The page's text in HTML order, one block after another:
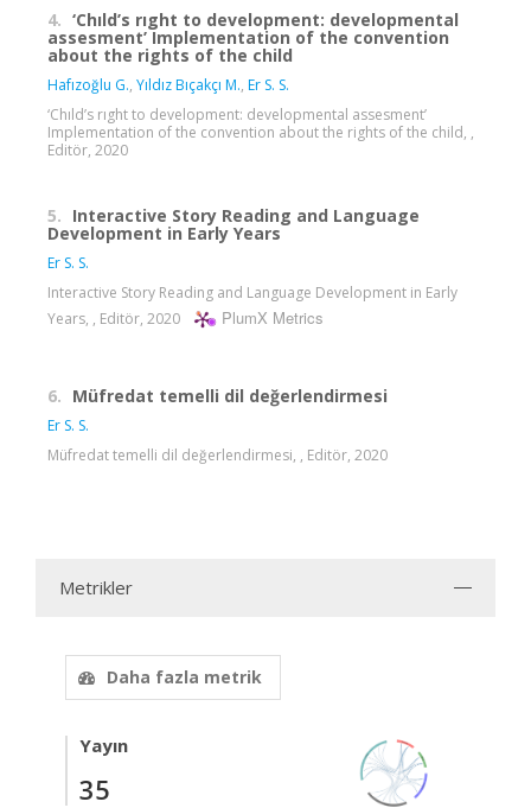
4. ‘Chıld’s rıght to development: developmental
assesment’ Implementation of the convention
about the rights of the child
Hafızoğlu G., Yıldız Bıçakçı M., Er S. S.
‘Chıld’s rıght to development: developmental assesment’
Implementation of the convention about the rights of the child, ,
Editör, 2020
5. Interactive Story Reading and Language
Development in Early Years
Er S. S.
Interactive Story Reading and Language Development in Early
Years, , Editör, 2020
PlumX Metrics
6. Müfredat temelli dil değerlendirmesi
Er S. S.
Müfredat temelli dil değerlendirmesi, , Editör, 2020
Metrikler
Daha fazla metrik
Yayın
35